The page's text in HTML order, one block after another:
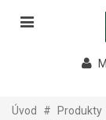
Úvod # Produkty